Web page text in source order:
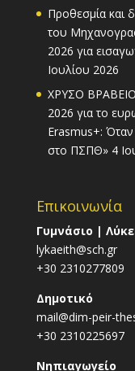
Προθεσμία και
του
2026 για
Ιουλίου 2026
ΧΡΥΣΟ
2026 για το
Erasmus+:
στο ΠΣΠΘ» 4
Επικοινωνία
Γυμνάσιο |
lykaeith@sch.gr
+30 2310277809
Δημοτικό
mail@dim-peir-
+30 2310225697
Νηπιαγωγείο